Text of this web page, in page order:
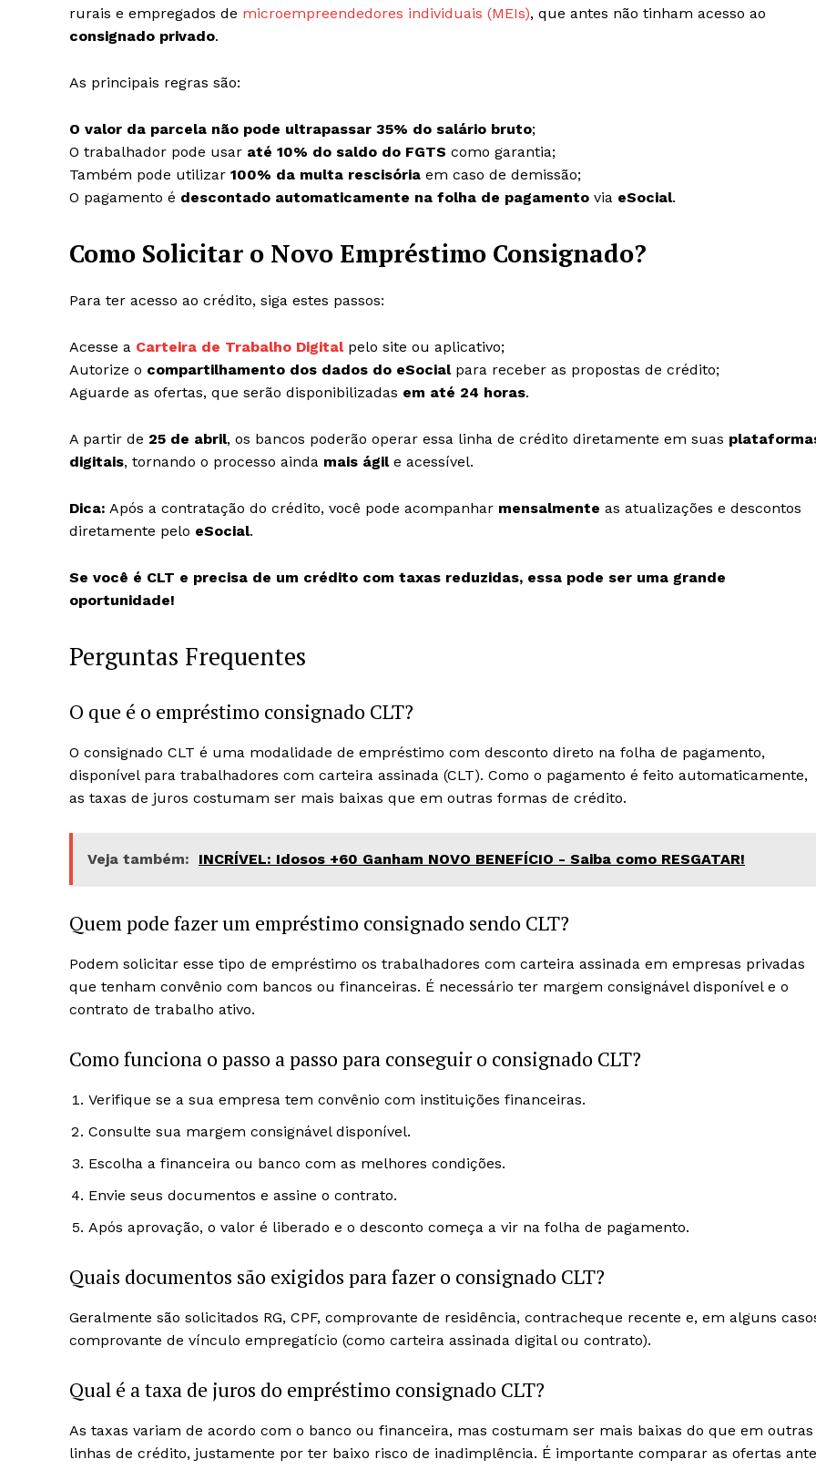
rurais e empregados de microempreendedores individuais (MEIs), que antes não tinham acesso ao
consignado privado.
As principais regras são:
O valor da parcela não pode ultrapassar 35% do salário bruto;
O trabalhador pode usar até 10% do saldo do FGTS como garantia;
Também pode utilizar 100% da multa rescisória em caso de demissão;
O pagamento é descontado automaticamente na folha de pagamento via eSocial.
Como Solicitar o Novo Empréstimo Consignado?
Para ter acesso ao crédito, siga estes passos:
Acesse a Carteira de Trabalho Digitalpelo site ou aplicativo;
Autorize o compartilhamento dos dados do eSocialpara receber as propostas de crédito;
Aguarde as ofertas, que serão disponibilizadas em até 24 horas.
A partir de 25 de abril, os bancos poderão operar essa linha de crédito diretamente em suas
digitais, tornando o processo ainda mais ágile acessível.
Dica: Após a contratação do crédito, você pode acompanhar mensalmente as atualizações e descontos
diretamente pelo eSocial.
Se você é CLT e precisa de um crédito com taxas reduzidas, essa pode ser uma grande
oportunidade!
Perguntas Frequentes
O que é o empréstimo consignado CLT?
O consignado CLT é uma modalidade de empréstimo com desconto direto na folha de pagamento,
disponível para trabalhadores com carteira assinada (CLT). Como o pagamento é feito automaticamente,
as taxas de juros costumam ser mais baixas que em outras formas de crédito.
Veja também: INCRÍVEL: Idosos +60 Ganham NOVO BENEFÍCIO - Saiba como RESGATAR!
Quem pode fazer um empréstimo consignado sendo CLT?
Podem solicitar esse tipo de empréstimo os trabalhadores com carteira assinada em empresas privadas
que tenham convênio com bancos ou financeiras. É necessário ter margem consignável disponível e o
contrato de trabalho ativo.
Como funciona o passo a passo para conseguir o consignado CLT?
Verifique se a sua empresa tem convênio com instituições financeiras.
Consulte sua margem consignável disponível.
Escolha a financeira ou banco com as melhores condições.
Envie seus documentos e assine o contrato.
Após aprovação, o valor é liberado e o desconto começa a vir na folha de pagamento.
Quais documentos são exigidos para fazer o consignado CLT?
Geralmente são solicitados RG, CPF, comprovante de residência, contracheque recente e, em alguns
comprovante de vínculo empregatício (como carteira assinada digital ou contrato).
Qual é a taxa de juros do empréstimo consignado CLT?
As taxas variam de acordo com o banco ou financeira, mas costumam ser mais baixas do que em outras
linhas de crédito, justamente por ter baixo risco de inadimplência. É importante comparar as ofertas